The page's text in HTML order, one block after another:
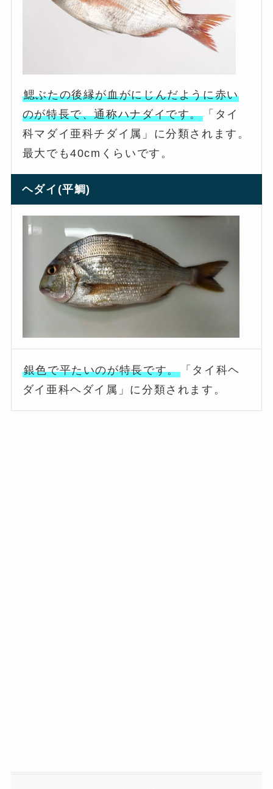
鰓ぶたの後縁が血がにじんだように赤い
のが特長で、通称ハナダイです。 「タイ
科マダイ亜科チダイ属」に分類されます。
最大でも40cmくらいです。
ヘダイ(平鯛)
銀色で平たいのが特長です。「タイ科ヘ
ダイ亜科ヘダイ属」に分類されます。